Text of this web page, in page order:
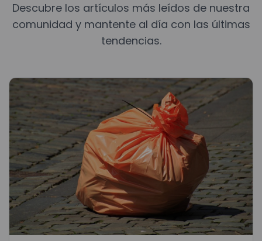
Descubre los artículos más leídos de nuestra
comunidad y mantente al día con las últimas
tendencias.